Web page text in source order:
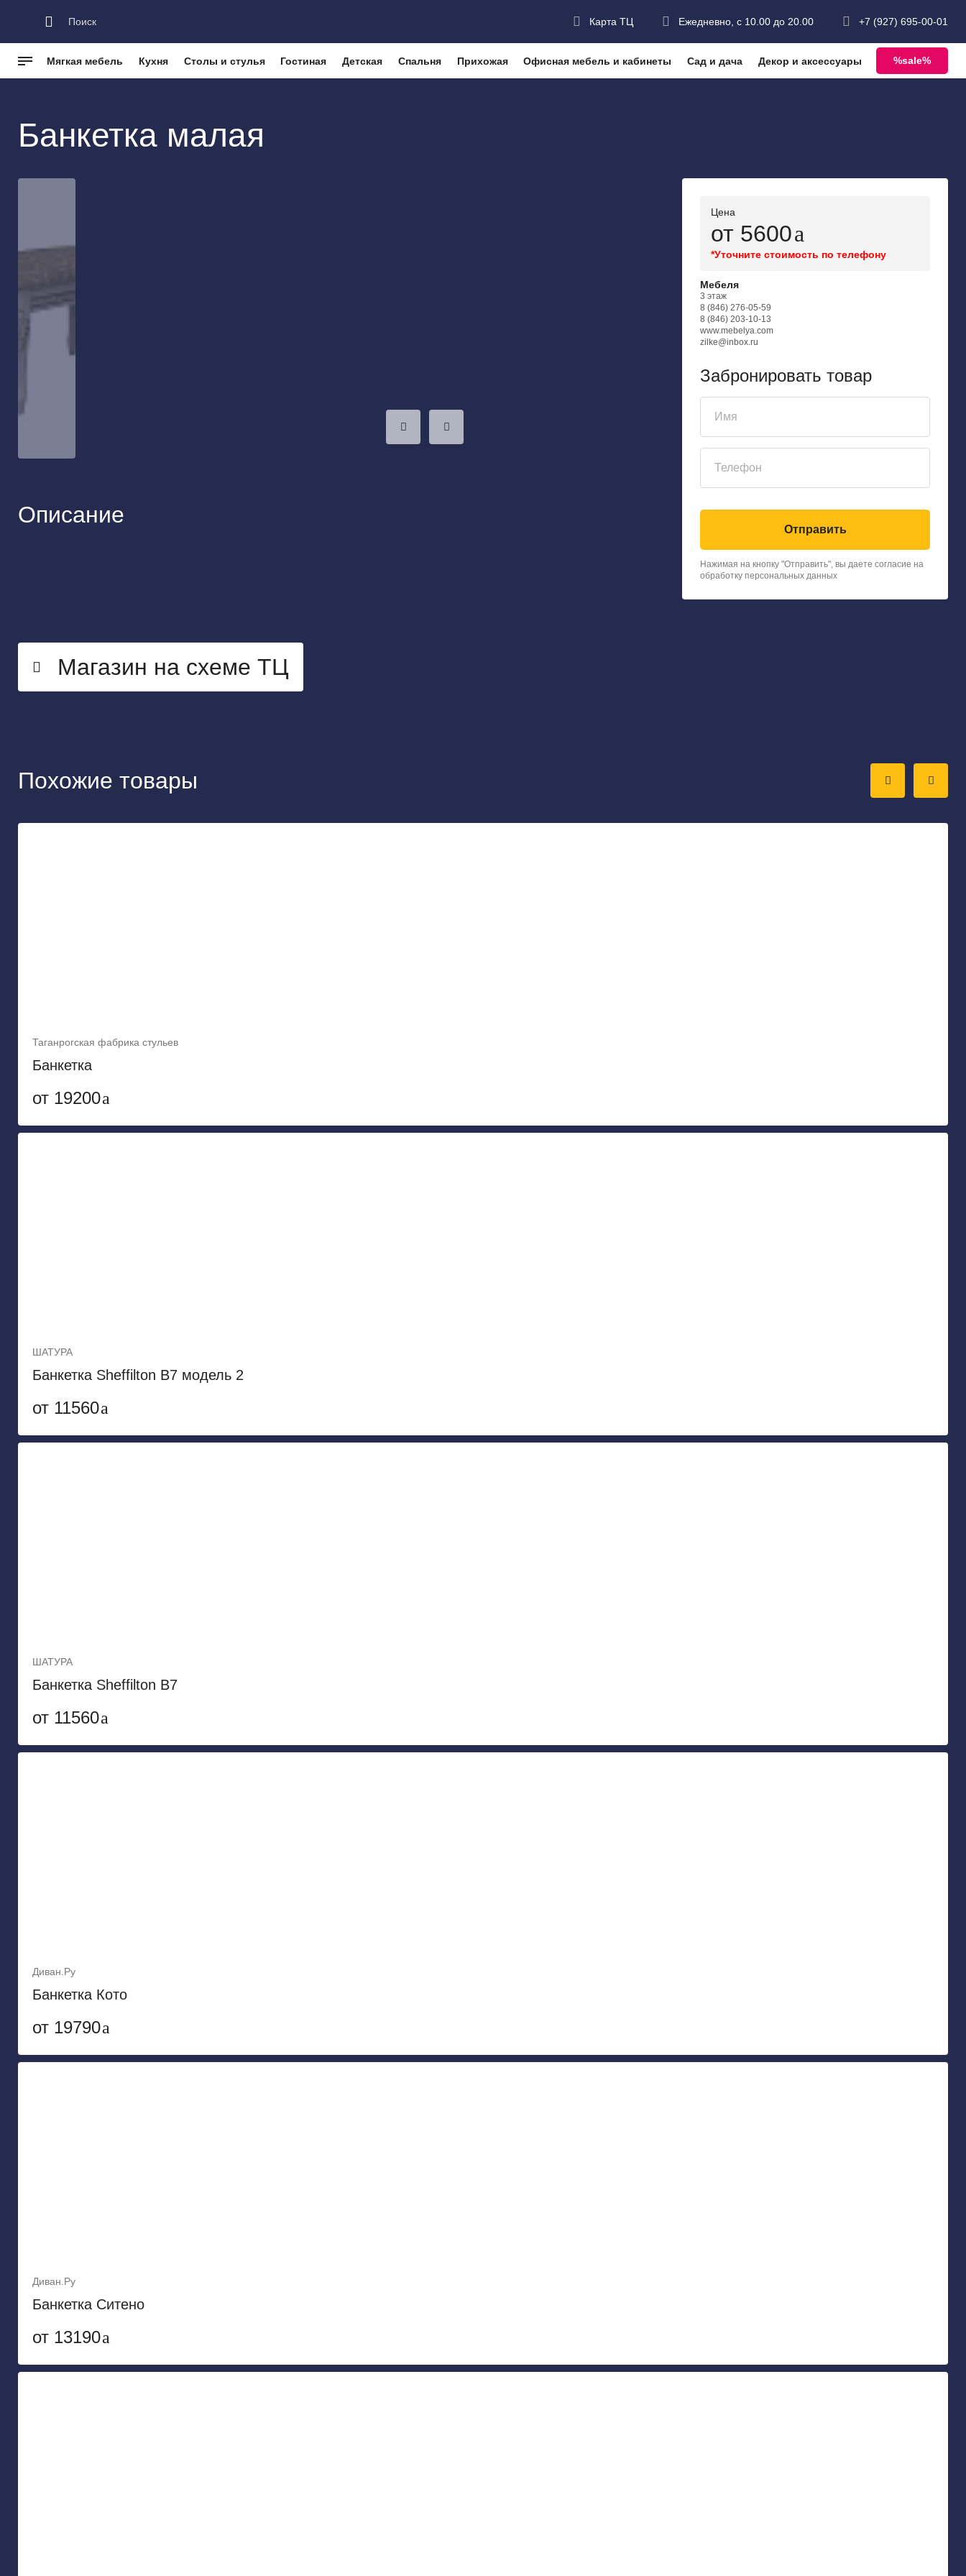
Карта ТЦ Ежедневно, с 10.00 до 20.00 +7 (927) 695-00-01
Мягкая мебель Кухня Столы и стулья Гостиная Детская Спальня Прихожая Офисная мебель и кабинеты Сад и дача Декор и аксессуары %sale%
Банкетка малая
Описание
Цена
от 5600
*Уточните стоимость по телефону
Мебеля
3 этаж
8 (846) 276-05-59
8 (846) 203-10-13
www.mebelya.com
zilke@inbox.ru
Забронировать товар
Отправить
Нажимая на кнопку "Отправить", вы даете согласие на
обработку персональных данных
Магазин на схеме ТЦ
Похожие товары
Таганрогская фабрика стульев
Банкетка
от 19200
ШАТУРА
Банкетка Sheffilton B7 модель 2
от 11560
ШАТУРА
Банкетка Sheffilton B7
от 11560
Диван.Ру
Банкетка Кото
от 19790
Диван.Ру
Банкетка Ситено
от 13190